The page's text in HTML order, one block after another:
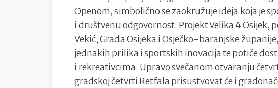
Openom, simbolično se zaokružuje ideja koja je
i društvenu odgovornost. Projekt Velika 4 Osijek,
Vekić, Grada Osijeka i Osječko-baranjske
jednakih prilika i sportskih inovacija te potiče
i rekreativcima. Upravo svečanom otvaranju
gradskoj četvrti Retfala prisustvovat će i